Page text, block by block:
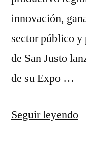
innovación,
sector público
de San Justo
de su Expo …
Seguir leyendo